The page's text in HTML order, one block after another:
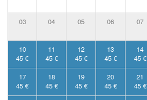
03 04 05 06 07
10
45 €
11
45 €
12
45 €
13
45 €
14
45 €
17
45 €
18
45 €
19
45 €
20
45 €
21
45 €